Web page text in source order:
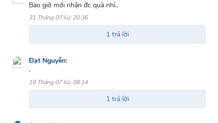
Bao giờ mới nhận đc quà nhỉ..
31 Tháng 07 lúc 20:36
1 trả lời
Đạt Nguyễn:
.
19 Tháng 07 lúc 08:14
1 trả lời